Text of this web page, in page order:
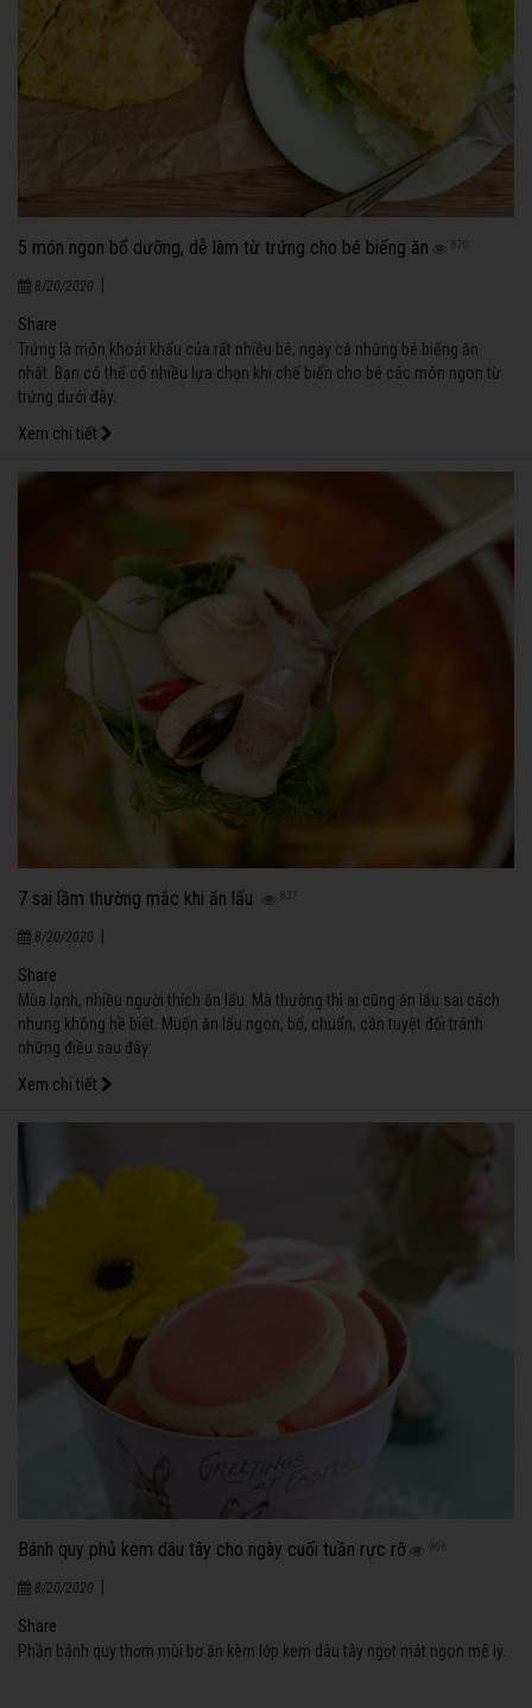
5 món ngon bổ dưỡng, dễ làm từ trứng cho bé biếng ăn 870
8/20/2020 |
Share
Trứng là món khoải khẩu của rất nhiều bé, ngay cả những bé biếng ăn
nhất. Bạn có thể có nhiều lựa chọn khi chế biến cho bé các món ngon từ
trứng dưới đây.
Xem chi tiết
7 sai lầm thường mắc khi ăn lẩu 837
8/20/2020
Share
Mùa lạnh, nhiều người thích ăn lẩu. Mà thường thì ai cũng ăn lẩu sai cách
nhưng không hề biết. Muốn ăn lẩu ngon, bổ, chuẩn, cần tuyệt đối tránh
những điều sau đây:
Xem chi tiết
Bánh quy phủ kem dâu tây cho ngày cuối tuần rực rỡ 906
8/20/2020
Share
Phần bánh quy thơm mùi bơ ăn kèm lớp kem dâu tây ngọt mát ngon mê ly.